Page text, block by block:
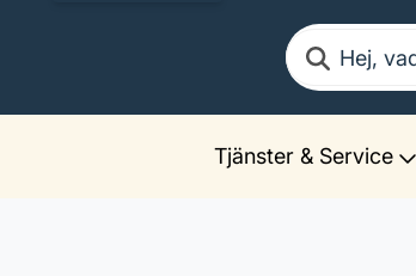
Sök
Tjänster & Service